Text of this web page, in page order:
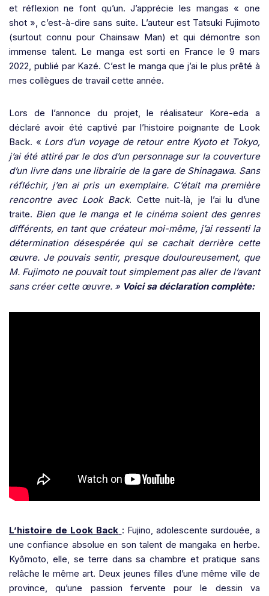
et réflexion ne font qu’un. J’apprécie les mangas « one
shot », c’est-à-dire sans suite. L’auteur est Tatsuki Fujimoto
(surtout connu pour Chainsaw Man) et qui démontre son
immense talent. Le manga est sorti en France le 9 mars
2022, publié par Kazé. C’est le manga que j’ai le plus prêté à
mes collègues de travail cette année.
Lors de l’annonce du projet, le réalisateur Kore-eda a
déclaré avoir été captivé par l’histoire poignante de Look
Back. « Lors d’un voyage de retour entre Kyoto et Tokyo,
j’ai été attiré par le dos d’un personnage sur la couverture
d’un livre dans une librairie de la gare de Shinagawa. Sans
réfléchir, j’en ai pris un exemplaire. C’était ma première
rencontre avec Look Back. Cette nuit-là, je l’ai lu d’une
traite. Bien que le manga et le cinéma soient des genres
différents, en tant que créateur moi-même, j’ai ressenti la
détermination désespérée qui se cachait derrière cette
œuvre. Je pouvais sentir, presque douloureusement, que
M. Fujimoto ne pouvait tout simplement pas aller de l’avant
sans créer cette œuvre. » Voici sa déclaration complète:
L’histoire de Look Back : Fujino, adolescente surdouée, a
une confiance absolue en son talent de mangaka en herbe.
Kyômoto, elle, se terre dans sa chambre et pratique sans
relâche le même art. Deux jeunes filles d’une même ville de
province, qu’une passion fervente pour le dessin va